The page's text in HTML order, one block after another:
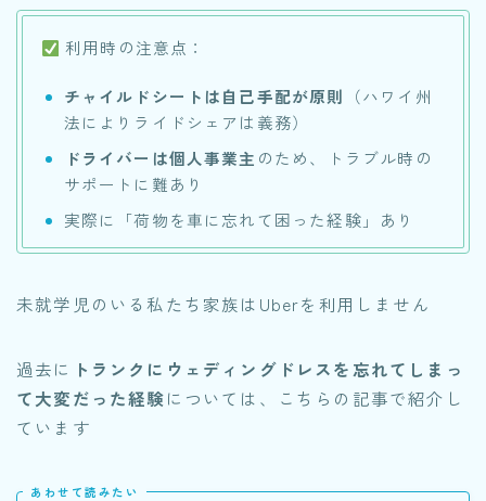
利用時の注意点：
チャイルドシートは自己手配が原則
（ハワイ州
法によりライドシェアは義務）
ドライバーは個人事業主 のため、トラブル時の
サポートに難あり
実際に「荷物を車に忘れて困った経験」あり
未就学児のいる私たち家族はUberを利用しません
過去に トランクにウェディングドレスを忘れてしまっ
て大変だった経験については、こちらの記事で紹介し
ています
あわせて読みたい